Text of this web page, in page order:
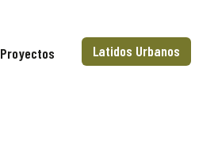
Proyectos Latidos Urbanos